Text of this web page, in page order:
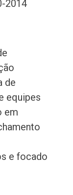
2014
de
equipes
em
e focado